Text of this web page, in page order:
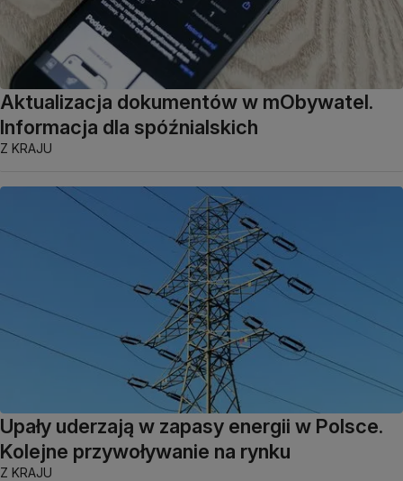
Aktualizacja dokumentów w mObywatel.
Informacja dla spóźnialskich
Z KRAJU
Upały uderzają w zapasy energii w Polsce.
Kolejne przywoływanie na rynku
Z KRAJU